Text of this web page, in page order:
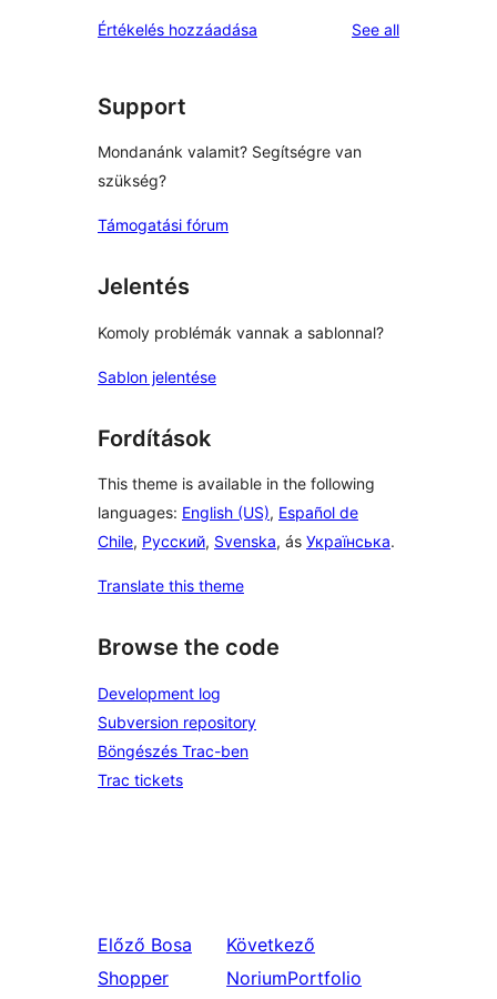
reviews
star
Értékelés hozzáadása See allreviews
Support
Mondanánk valamit? Segítségre van
szükség?
Támogatási fórum
Jelentés
Komoly problémák vannak a sablonnal?
Sablon jelentése
Fordítások
This theme is available in the following
languages: English (US), Español de
Chile, Русский, Svenska, ás Українська.
Translate this theme
Browse the code
Development log
Subversion repository
Böngészés Trac-ben
Trac tickets
Előző Bosa
Shopper
Következő
NoriumPortfolio